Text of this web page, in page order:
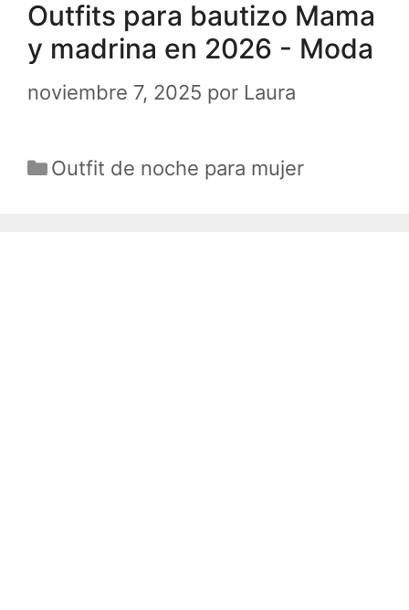
Outfits para bautizo Mama
y madrina en 2026 - Moda
noviembre 7, 2025 por Laura
Categorías
Outfit de noche para mujer